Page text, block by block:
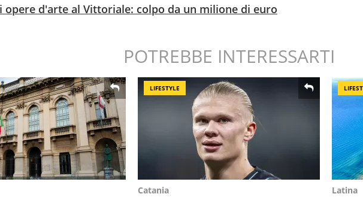
opere d'arte al Vittoriale: colpo da un milione di euro
POTREBBE INTERESSARTI
LIFESTYLE
Catania Latina